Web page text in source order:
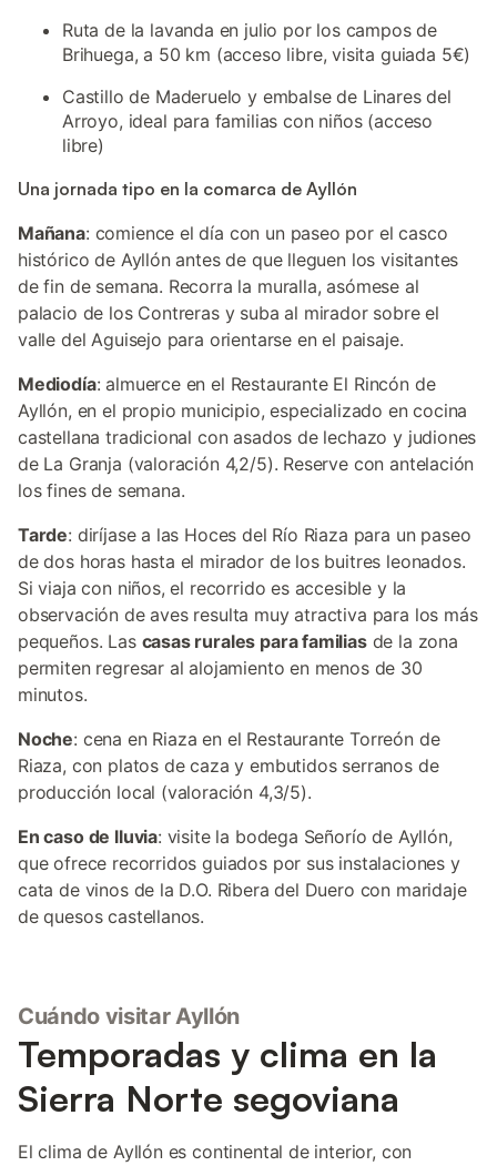
Ruta de la lavanda en julio por los campos de
Brihuega, a 50 km (acceso libre, visita guiada 5€)
Castillo de Maderuelo y embalse de Linares del
Arroyo, ideal para familias con niños (acceso
libre)
Una jornada tipo en la comarca de Ayllón
Mañana: comience el día con un paseo por el casco
histórico de Ayllón antes de que lleguen los visitantes
de fin de semana. Recorra la muralla, asómese al
palacio de los Contreras y suba al mirador sobre el
valle del Aguisejo para orientarse en el paisaje.
Mediodía: almuerce en el Restaurante El Rincón de
Ayllón, en el propio municipio, especializado en cocina
castellana tradicional con asados de lechazo y judiones
de La Granja (valoración 4,2/5). Reserve con antelación
los fines de semana.
Tarde: diríjase a las Hoces del Río Riaza para un paseo
de dos horas hasta el mirador de los buitres leonados.
Si viaja con niños, el recorrido es accesible y la
observación de aves resulta muy atractiva para los más
pequeños. Las casas rurales para familiasde la zona
permiten regresar al alojamiento en menos de 30
minutos.
Noche: cena en Riaza en el Restaurante Torreón de
Riaza, con platos de caza y embutidos serranos de
producción local (valoración 4,3/5).
En caso de lluvia: visite la bodega Señorío de Ayllón,
que ofrece recorridos guiados por sus instalaciones y
cata de vinos de la D.O. Ribera del Duero con maridaje
de quesos castellanos.
Cuándo visitar Ayllón
Temporadas y clima en la
Sierra Norte segoviana
El clima de Ayllón es continental de interior, con